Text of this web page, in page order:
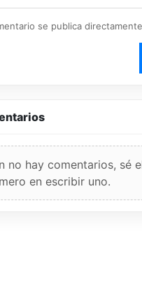
se publica
no hay comentarios, sé
en escribir uno.